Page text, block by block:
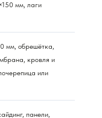
мм, лаги
мм, обрешётка,
кровля и
или
панели,